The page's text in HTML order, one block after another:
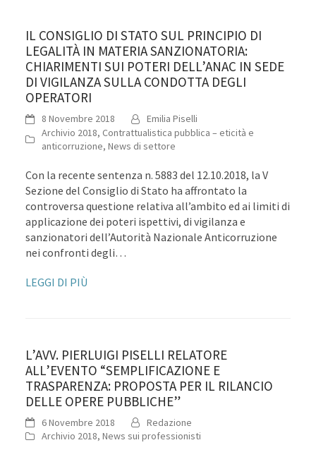
IL CONSIGLIO DI STATO SUL PRINCIPIO DI
LEGALITÀ IN MATERIA SANZIONATORIA:
CHIARIMENTI SUI POTERI DELL’ANAC IN SEDE
DI VIGILANZA SULLA CONDOTTA DEGLI
OPERATORI
8 Novembre 2018
Emilia Piselli
Archivio 2018, Contrattualistica pubblica – eticità e
anticorruzione, News di settore
Con la recente sentenza n. 5883 del 12.10.2018, la V
Sezione del Consiglio di Stato ha affrontato la
controversa questione relativa all’ambito ed ai limiti di
applicazione dei poteri ispettivi, di vigilanza e
sanzionatori dell’Autorità Nazionale Anticorruzione
nei confronti degli…
LEGGI DI PIÙ
L’AVV. PIERLUIGI PISELLI RELATORE
ALL’EVENTO “SEMPLIFICAZIONE E
TRASPARENZA: PROPOSTA PER IL RILANCIO
DELLE OPERE PUBBLICHE”
6 Novembre 2018
Redazione
Archivio 2018, News sui professionisti